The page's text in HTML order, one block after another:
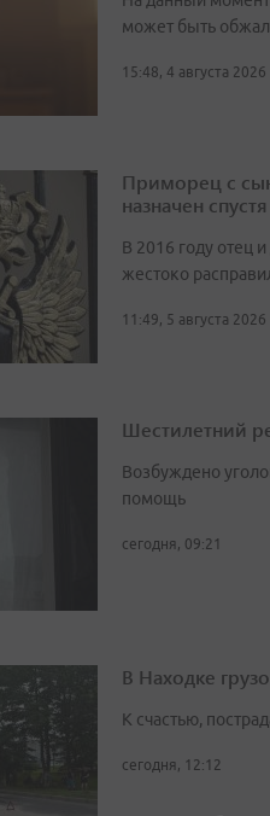
может быть
15:48, 4 августа 2026
Приморец с
назначен
В 2016 году отец
жестоко
11:49, 5 августа 2026
Шестилетний
Возбуждено
помощь
сегодня, 09:21
В Находке
К счастью,
сегодня, 12:12